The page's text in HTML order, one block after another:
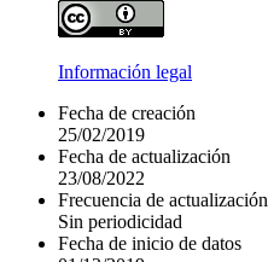
Información legal
Fecha de creación
25/02/2019
Fecha de actualización
23/08/2022
Frecuencia de actualización
Sin periodicidad
Fecha de inicio de datos